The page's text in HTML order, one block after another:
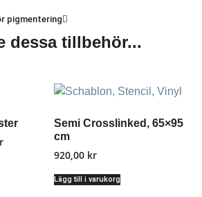
pigmentering
dessa tillbehör...
Semi Crosslinked, 65×95
cm
920,00 kr
Lägg till i varukorg